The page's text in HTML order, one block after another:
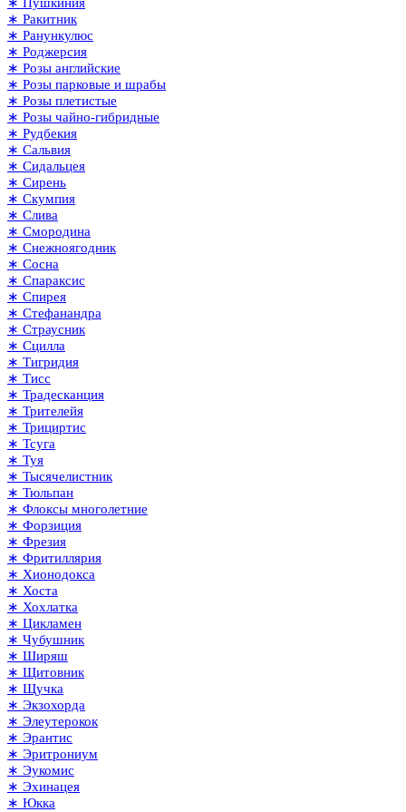
∗ Ракитник
∗ Ранункулюс
∗ Роджерсия
∗ Розы английские
∗ Розы парковые и шрабы
∗ Розы плетистые
∗ Розы чайно-гибридные
∗ Рудбекия
∗ Сальвия
∗ Сидальцея
∗ Сирень
∗ Скумпия
∗ Слива
∗ Смородина
∗ Снежноягодник
∗ Сосна
∗ Спараксис
∗ Спирея
∗ Стефанандра
∗ Страусник
∗ Сцилла
∗ Тигридия
∗ Тисс
∗ Традесканция
∗ Трителейя
∗ Трициртис
∗ Тсуга
∗ Туя
∗ Тысячелистник
∗ Тюльпан
∗ Флоксы многолетние
∗ Форзиция
∗ Фрезия
∗ Фритиллярия
∗ Хионодокса
∗ Хоста
∗ Хохлатка
∗ Цикламен
∗ Чубушник
∗ Ширяш
∗ Щитовник
∗ Щучка
∗ Экзохорда
∗ Элеутерокок
∗ Эрантис
∗ Эритрониум
∗ Эукомис
∗ Эхинацея
∗ Юкка